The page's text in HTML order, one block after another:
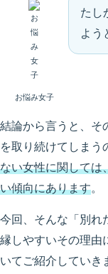
お悩み女子
たし
よう
結論から言うと、そ
を取り続けてしまう
ない女性に関しては
い傾向にあります。
今回、そんな「別れ
縁しやすいその理由
いてご紹介していき